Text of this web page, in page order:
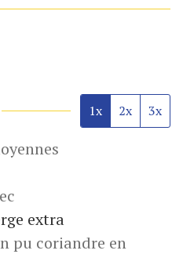
1x 2x 3x
extra
pu coriandre en